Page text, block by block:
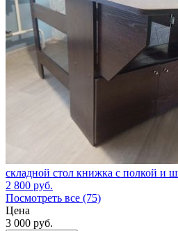
складной стол книжка с полкой и
2 800 руб.
Посмотреть все (75)
Цена
3 000 руб.